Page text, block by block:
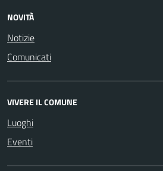
NOVITÀ
Notizie
Comunicati
VIVERE IL COMUNE
Luoghi
Eventi